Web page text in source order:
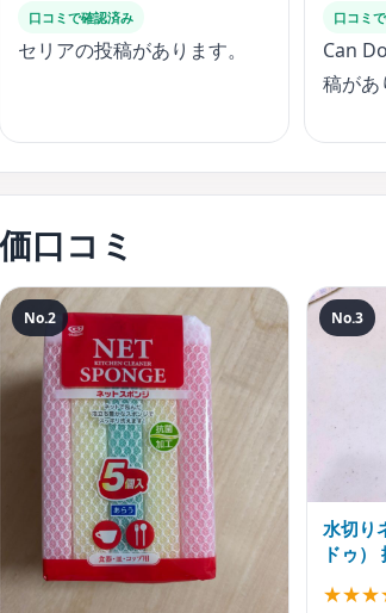
口コミで確認済み
セリアの投稿があります。
口コミ
Can
稿があ
口コミ
No.2 No.3
水切り
ドゥ
★★★